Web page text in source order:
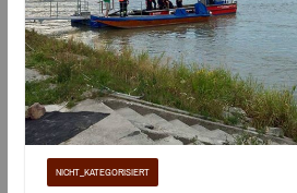
NICHT_KATEGORISIERT